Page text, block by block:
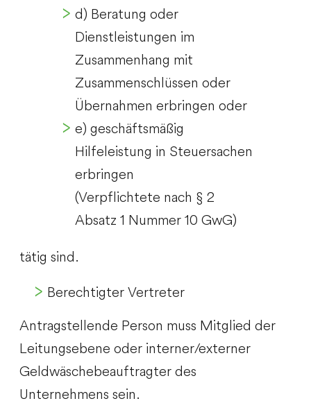
d) Beratung oder
Dienstleistungen im
Zusammenhang mit
Zusammenschlüssen oder
Übernahmen erbringen oder
e) geschäftsmäßig
Hilfeleistung in Steuersachen
erbringen
(Verpflichtete nach § 2
Absatz 1 Nummer 10 GwG)
tätig sind.
Berechtigter Vertreter
Antragstellende Person muss Mitglied der
Leitungsebene oder interner/externer
Geldwäschebeauftragter des
Unternehmens sein.